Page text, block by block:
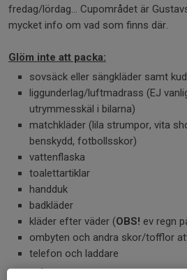
fredag/lördag... Cupområdet är
mycket info om vad som finns där.
Glöm inte att packa:
sovsäck eller sängkläder samt
liggunderlag/luftmadrass (EJ
utrymmesskäl i bilarna)
matchkläder (lila strumpor, vita
benskydd, fotbollsskor)
vattenflaska
toalettartiklar
handduk
badkläder
kläder efter väder (OBS! ev regn
ombyten och andra skor/tofflor
telefon och laddare
Tänk på att packa i mjuk bag eller